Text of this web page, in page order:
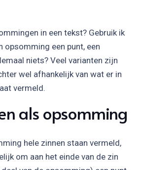
in een tekst? Gebruik ik
opsomming een punt, een
niets? Veel varianten zijn
wel afhankelijk van wat er in
vermeld.
als opsomming
hele zinnen staan vermeld,
om aan het einde van de zin